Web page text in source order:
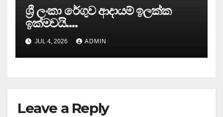
ශ්‍රී ලංකා රේගුව ආදායම් ඉලක්ක
ඉක්මවයි….
JUL 4, 2026 ADMIN
Leave a Reply